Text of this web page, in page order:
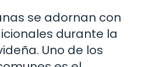
se adornan con
durante la
Uno de los